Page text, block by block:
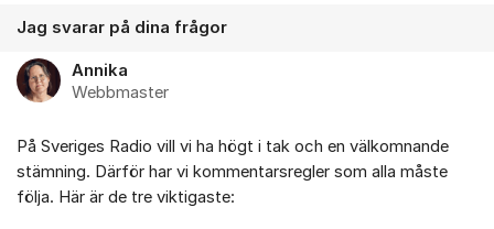
Jag svarar på dina frågor
Annika
Webbmaster
På Sveriges Radio vill vi ha högt i tak och en välkomnande
stämning. Därför har vi kommentarsregler som alla måste
följa. Här är de tre viktigaste: